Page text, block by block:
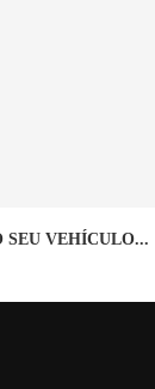
SEU VEHÍCULO...